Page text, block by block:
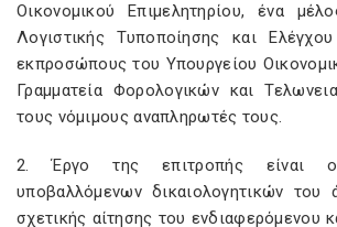
Οικονομικού Επιμελητηρίου, ένα
Λογιστικής Τυποποίησης και
εκπροσώπους του Υπουργείου
Γραμματεία Φορολογικών και
τους νόμιμους αναπληρωτές τους.
2. Έργο της επιτροπής είναι
υποβαλλόμενων δικαιολογητικών του
σχετικής αίτησης του ενδιαφερόμενου